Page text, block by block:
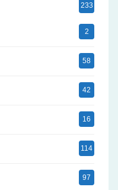
233
2
58
42
16
114
97